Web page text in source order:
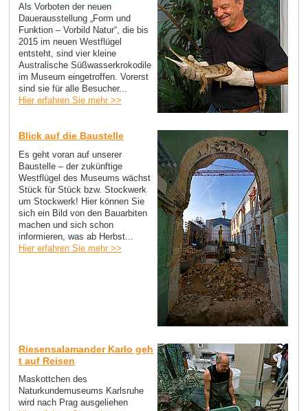
Als Vorboten der neuen
Dauerausstellung „Form und
Funktion – Vorbild Natur“, die bis
2015 im neuen Westflügel
entsteht, sind vier kleine
Australische Süßwasserkrokodile
im Museum eingetroffen. Vorerst
sind sie für alle Besucher...
Hier erfahren Sie mehr >>
Blick auf die Baustelle
Es geht voran auf unserer
Baustelle – der zukünftige
Westflügel des Museums wächst
Stück für Stück bzw. Stockwerk
um Stockwerk! Hier können Sie
sich ein Bild von den Bauarbiten
machen und sich schon
informieren, was ab Herbst...
Hier erfahren Sie mehr >>
Riesensalamander Karlo geh
t auf Reisen
Maskottchen des
Naturkundemuseums Karlsruhe
wird nach Prag ausgeliehen